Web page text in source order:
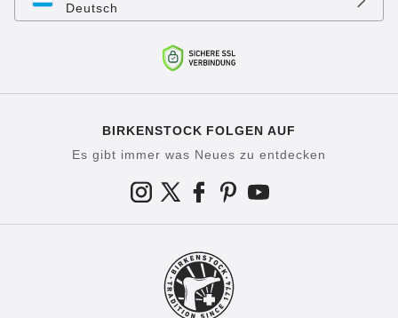
Deutsch
BIRKENSTOCK FOLGEN AUF
Es gibt immer was Neues zu entdecken